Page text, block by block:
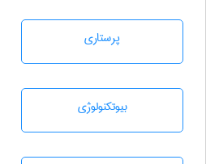
پرستاری
بيوتكنولوژی